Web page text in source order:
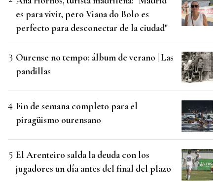
es para vivir, pero Viana do Bolo es
perfecto para desconectar de la ciudad"
Ourense no tempo: álbum de verano | Las
pandillas
Fin de semana completo para el
piragüismo ourensano
El Arenteiro salda la deuda con los
jugadores un día antes del final del plazo